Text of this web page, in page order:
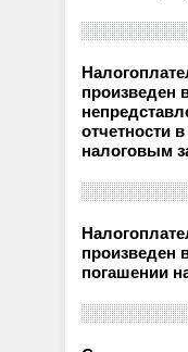
произведен
отчетности
налоговым
произведен
погашении